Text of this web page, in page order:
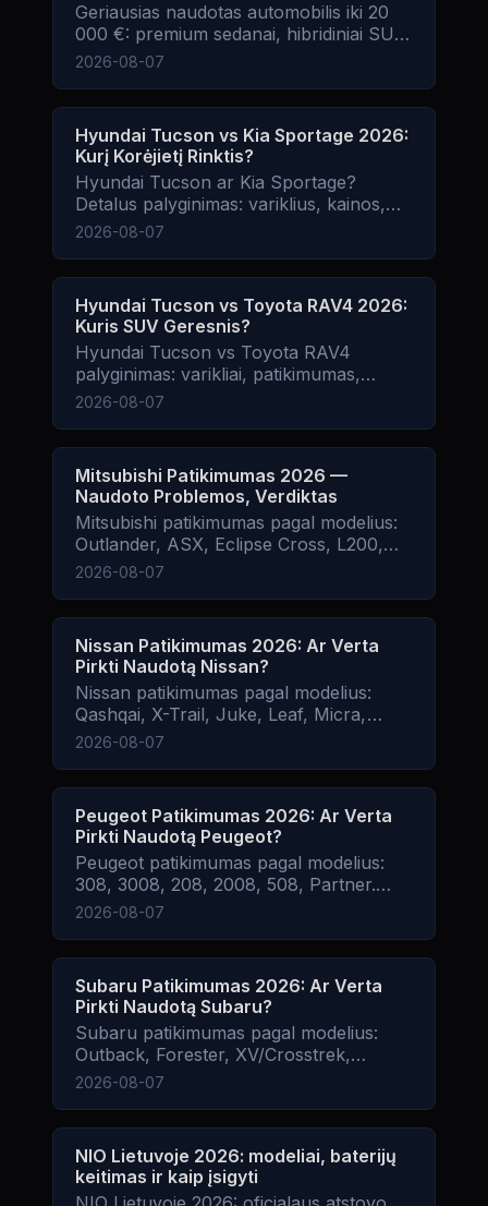
Geriausias naudotas automobilis iki 20
000 €: premium sedanai, hibridiniai SUV,
naujausios kartos modeliai.
2026-08-07
Hyundai Tucson vs Kia Sportage 2026:
Kurį Korėjietį Rinktis?
Hyundai Tucson ar Kia Sportage?
Detalus palyginimas: variklius, kainos,
patikimumas, erdvė, įranga ir kuris
2026-08-07
Hyundai Tucson vs Toyota RAV4 2026:
Kuris SUV Geresnis?
Hyundai Tucson vs Toyota RAV4
palyginimas: varikliai, patikimumas,
kainos, eksploatacijos kaštai.
2026-08-07
Mitsubishi Patikimumas 2026 —
Naudoto Problemos, Verdiktas
Mitsubishi patikimumas pagal modelius:
Outlander, ASX, Eclipse Cross, L200,
Pajero. Kurie varikliai patikimiausi,.
2026-08-07
Nissan Patikimumas 2026: Ar Verta
Pirkti Naudotą Nissan?
Nissan patikimumas pagal modelius:
Qashqai, X-Trail, Juke, Leaf, Micra,
Navara. Kurie varikliai patikimiausi,.
2026-08-07
Peugeot Patikimumas 2026: Ar Verta
Pirkti Naudotą Peugeot?
Peugeot patikimumas pagal modelius:
308, 3008, 208, 2008, 508, Partner.
Kurie varikliai patikimiausi,.
2026-08-07
Subaru Patikimumas 2026: Ar Verta
Pirkti Naudotą Subaru?
Subaru patikimumas pagal modelius:
Outback, Forester, XV/Crosstrek,
Impreza, Legacy, WRX. Kurie varikliai
2026-08-07
NIO Lietuvoje 2026: modeliai, baterijų
keitimas ir kaip įsigyti